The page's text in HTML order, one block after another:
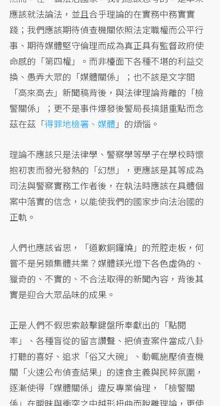
應該就法論法，並且合乎理論的在實務中務實實
踐；我們應該期待偵查機關依照法定職權而公平行
事、期待媒體堅守倫理而成為真正具有監督政府使
命感的「第四權」。而非檯面下各種不堪的利益交
換、愚弄大眾的「媒體關係」；也不該是文字間
「高來高去」新聞稿背後，與法律理論背離的「檢
警關係」；更不是事件爆發後警局長搞錯重點而念
茲在茲「得罪地檢署、媒體 」的煩惱。
理論不應該只是法律學、警察學等學子在學校時懷
抱初衷而發光發熱的「幻想」，更應該是其等成為
司法與警察實務工作者後，在執法時應該在具體個
案中落實的信念，以能使我們的國家步向法治國的
正軌。
人們也應該省思，「道歉銅鑼燒」的荒腔走板，何
嘗不是另類集體共業？媒體鎂光燈下各色虛偽的、
獵奇的、不實的、不合法取得的新聞內容，背後其
實是迎合大眾品味的成果。
正是人們不假思索敲擊鍵盤所奉獻出的「點閱
率」、各種盲從的留言讚聲、把偵查案件當成八卦
打聽的喜好、追求「俗又大碗」、動輒施壓偵查機
關「火速公布偵查結果」的速食主義與民粹氛圍，
逐漸使得「媒體關係」違反專業倫理，「檢警關
係」在曖昧與衝突之中越形扭曲而脫離理論，更使